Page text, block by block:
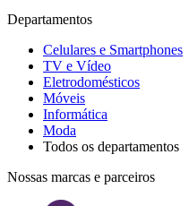
Departamentos
Celulares e Smartphones
TV e Vídeo
Eletrodomésticos
Móveis
Informática
Moda
Todos os departamentos
Nossas marcas e parceiros